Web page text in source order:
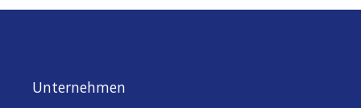
Unternehmen